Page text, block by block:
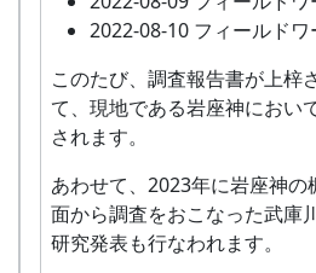
ナー制度というのがあります
ある都会の若者が、棚田で田
姿を想像して詩を書きました
相棒の“うらめしあ”が曲をつ
神戸大学名誉教授。 有機農業
て農業経営・地域活性分野で
で有機農業教室を開設し、環
農業の普及に尽力。 手軽に
し」を考案。 家庭から食の未
を起している。 生物が豊か
美味しく楽しい有機農業の技
開催要項
2022-08-10 フィールドワ
このたび、調査報告書が上梓
て、現地である岩座神におい
されます。
あわせて、2023年に岩座神
面から調査をおこなった武庫
研究発表も行なわれます。